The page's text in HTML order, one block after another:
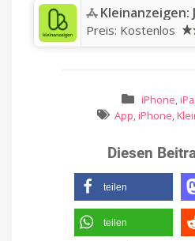
‎Kleinanzeigen:
Preis: Kostenlos
iPhone,
App, iPhone,
Diesen
teilen
teilen